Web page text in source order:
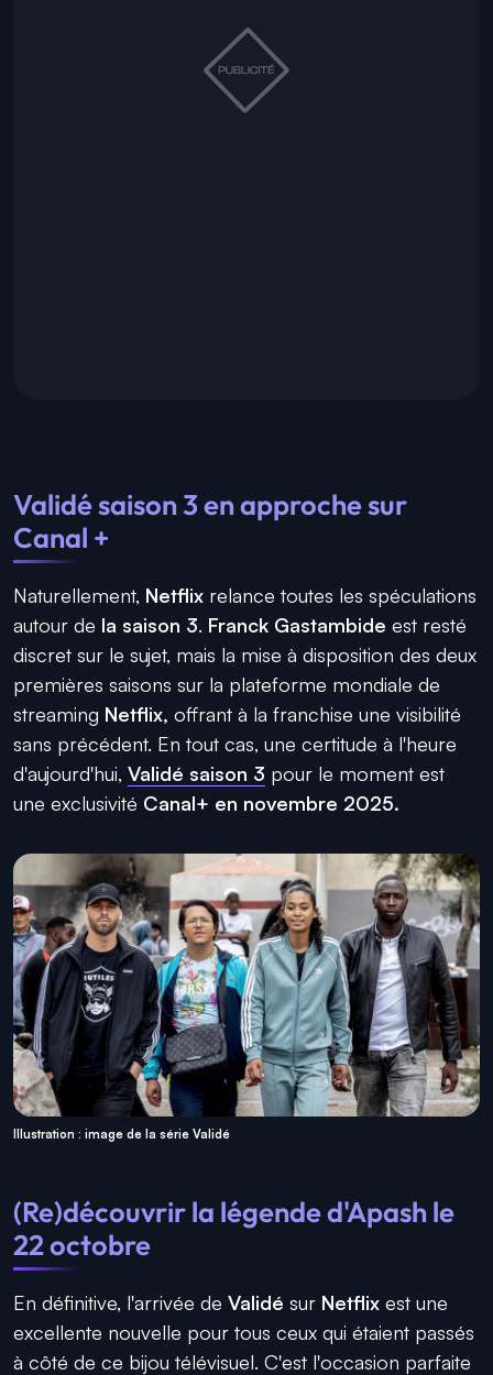
Validé saison 3 en approche sur
Canal +
Naturellement, Netflix relance toutes les spéculations
autour de la saison 3. Franck Gastambide est resté
discret sur le sujet, mais la mise à disposition des deux
premières saisons sur la plateforme mondiale de
streaming Netflix, offrant à la franchise une visibilité
sans précédent. En tout cas, une certitude à l'heure
d'aujourd'hui, Validé saison 3 pour le moment est
une exclusivité Canal+ en novembre 2025.
Illustration : image de la série Validé
(Re)découvrir la légende d'Apash le
22 octobre
En définitive, l'arrivée de Validé sur Netflix est une
excellente nouvelle pour tous ceux qui étaient passés
à côté de ce bijou télévisuel. C'est l'occasion parfaite